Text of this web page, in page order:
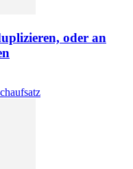
oder an